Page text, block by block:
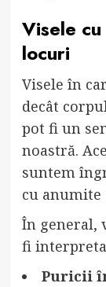
Visele
locuri
Visele în
decât
pot fi un
noastră.
suntem
cu anumite
În general,
fi
Puricii